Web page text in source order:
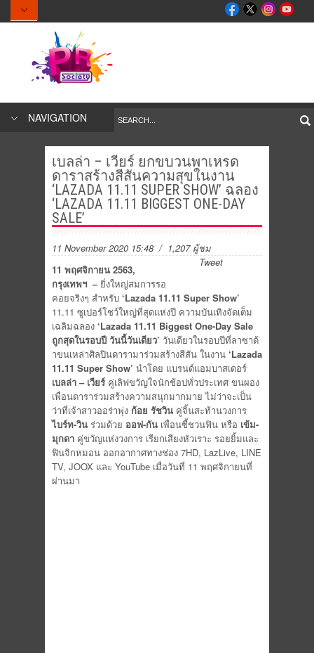
NAVIGATION
เบลล่า – เวียร์ ยกขบวนพาเหรด
ดาราสร้างสีสันความสุขในงาน
‘LAZADA 11.11 SUPER SHOW’ ฉลอง
‘LAZADA 11.11 BIGGEST ONE-DAY
SALE’
11 November 2020 15:48 / 1,207 ผู้ชม
Tweet
11 พฤศจิกายน 2563,
กรุงเทพฯ – ยิ่งใหญ่สมการรอ
คอยจริงๆ สำหรับ ‘Lazada 11.11 Super Show’
11.11 ซูเปอร์โชว์ใหญ่ที่สุดแห่งปี ความบันเทิงจัดเต็ม
เฉลิมฉลอง ‘Lazada 11.11 Biggest One-Day Sale
ถูกสุดในรอบปี วันนี้วันเดียว’ วันเดียวในรอบปีที่ลาซาด้
าขนเหล่าศิลปินดารามาร่วมสร้างสีสัน ในงาน ‘Lazada
11.11 Super Show’ นำโดย แบรนด์แอมบาสเดอร์
เบลล่า – เวียร์ คู่เลิฟขวัญใจนักช้อปทั่วประเทศ ขนผอง
เพื่อนดาราร่วมสร้างความสนุกมากมาย ไม่ว่าจะเป็น
ว่าที่เจ้าสาวออร่าพุ่ง ก้อย รัชวิน คู่จิ้นสะท้านวงการ
ไบร์ท-วิน ร่วมด้วย ออฟ-กัน เพื่อนซี้ชวนฟิน หรือ เข้ม-
มุกดา คู่ขวัญแห่งวงการ เรียกเสียงหัวเราะ รอยยิ้มและ
ฟินจิกหมอน ออกอากาศทางช่อง 7HD, LazLive, LINE
TV, JOOX และ YouTube เมื่อวันที่ 11 พฤศจิกายนที่
ผ่านมา